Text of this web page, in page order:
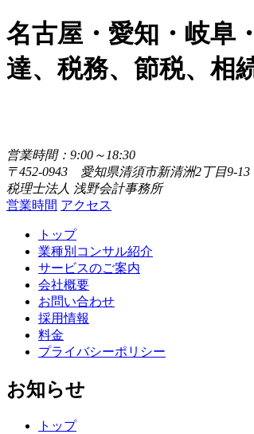
名古屋・愛知・岐阜
達、税務、節税、相
営業時間：9:00～18:30
〒452-0943 愛知県清須市新清洲2丁目9-
税理士法人 浅野会計事務所
営業時間 アクセス
トップ
業種別コンサル紹介
サービスのご案内
会社概要
お問い合わせ
採用情報
料金
プライバシーポリシー
お知らせ
トップ